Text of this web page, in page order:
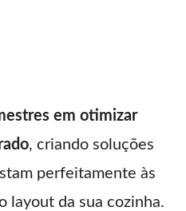
em otimizar
, criando soluções
perfeitamente às
layout da sua cozinha.